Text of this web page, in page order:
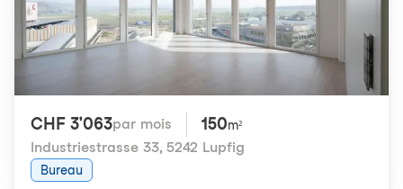
CHF 3'063par mois 150m²
Industriestrasse 33, 5242 Lupfig
Bureau